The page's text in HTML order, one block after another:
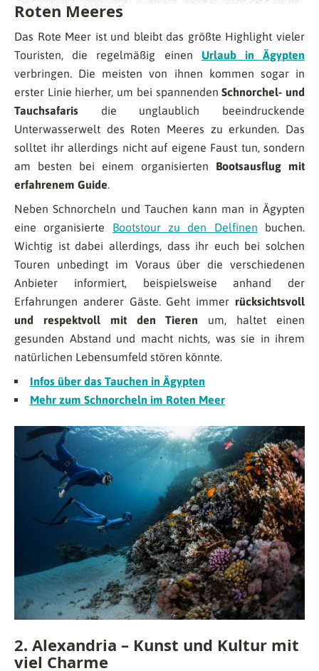
Roten Meeres
Das Rote Meer ist und bleibt das größte Highlight vieler
Touristen, die regelmäßig einen Urlaub in Ägypten
verbringen. Die meisten von ihnen kommen sogar in
erster Linie hierher, um bei spannendenSchnorchel- und
Tauchsafaris die unglaublich beeindruckende
Unterwasserwelt des Roten Meeres zu erkunden. Das
solltet ihr allerdings nicht auf eigene Faust tun, sondern
am besten bei einem organisierten Bootsausflug mit
erfahrenem Guide.
Neben Schnorcheln und Tauchen kann man in Ägypten
eine organisierte Bootstour zu den Delfinen buchen.
Wichtig ist dabei allerdings, dass ihr euch bei solchen
Touren unbedingt im Voraus über die verschiedenen
Anbieter informiert, beispielsweise anhand der
Erfahrungen anderer Gäste. Geht immer rücksichtsvoll
und respektvoll mit den Tieren um, haltet einen
gesunden Abstand und macht nichts, was sie in ihrem
natürlichen Lebensumfeld stören könnte.
Infos über das Tauchen in Ägypten
Mehr zum Schnorcheln im Roten Meer
2. Alexandria – Kunst und Kultur mit
viel Charme